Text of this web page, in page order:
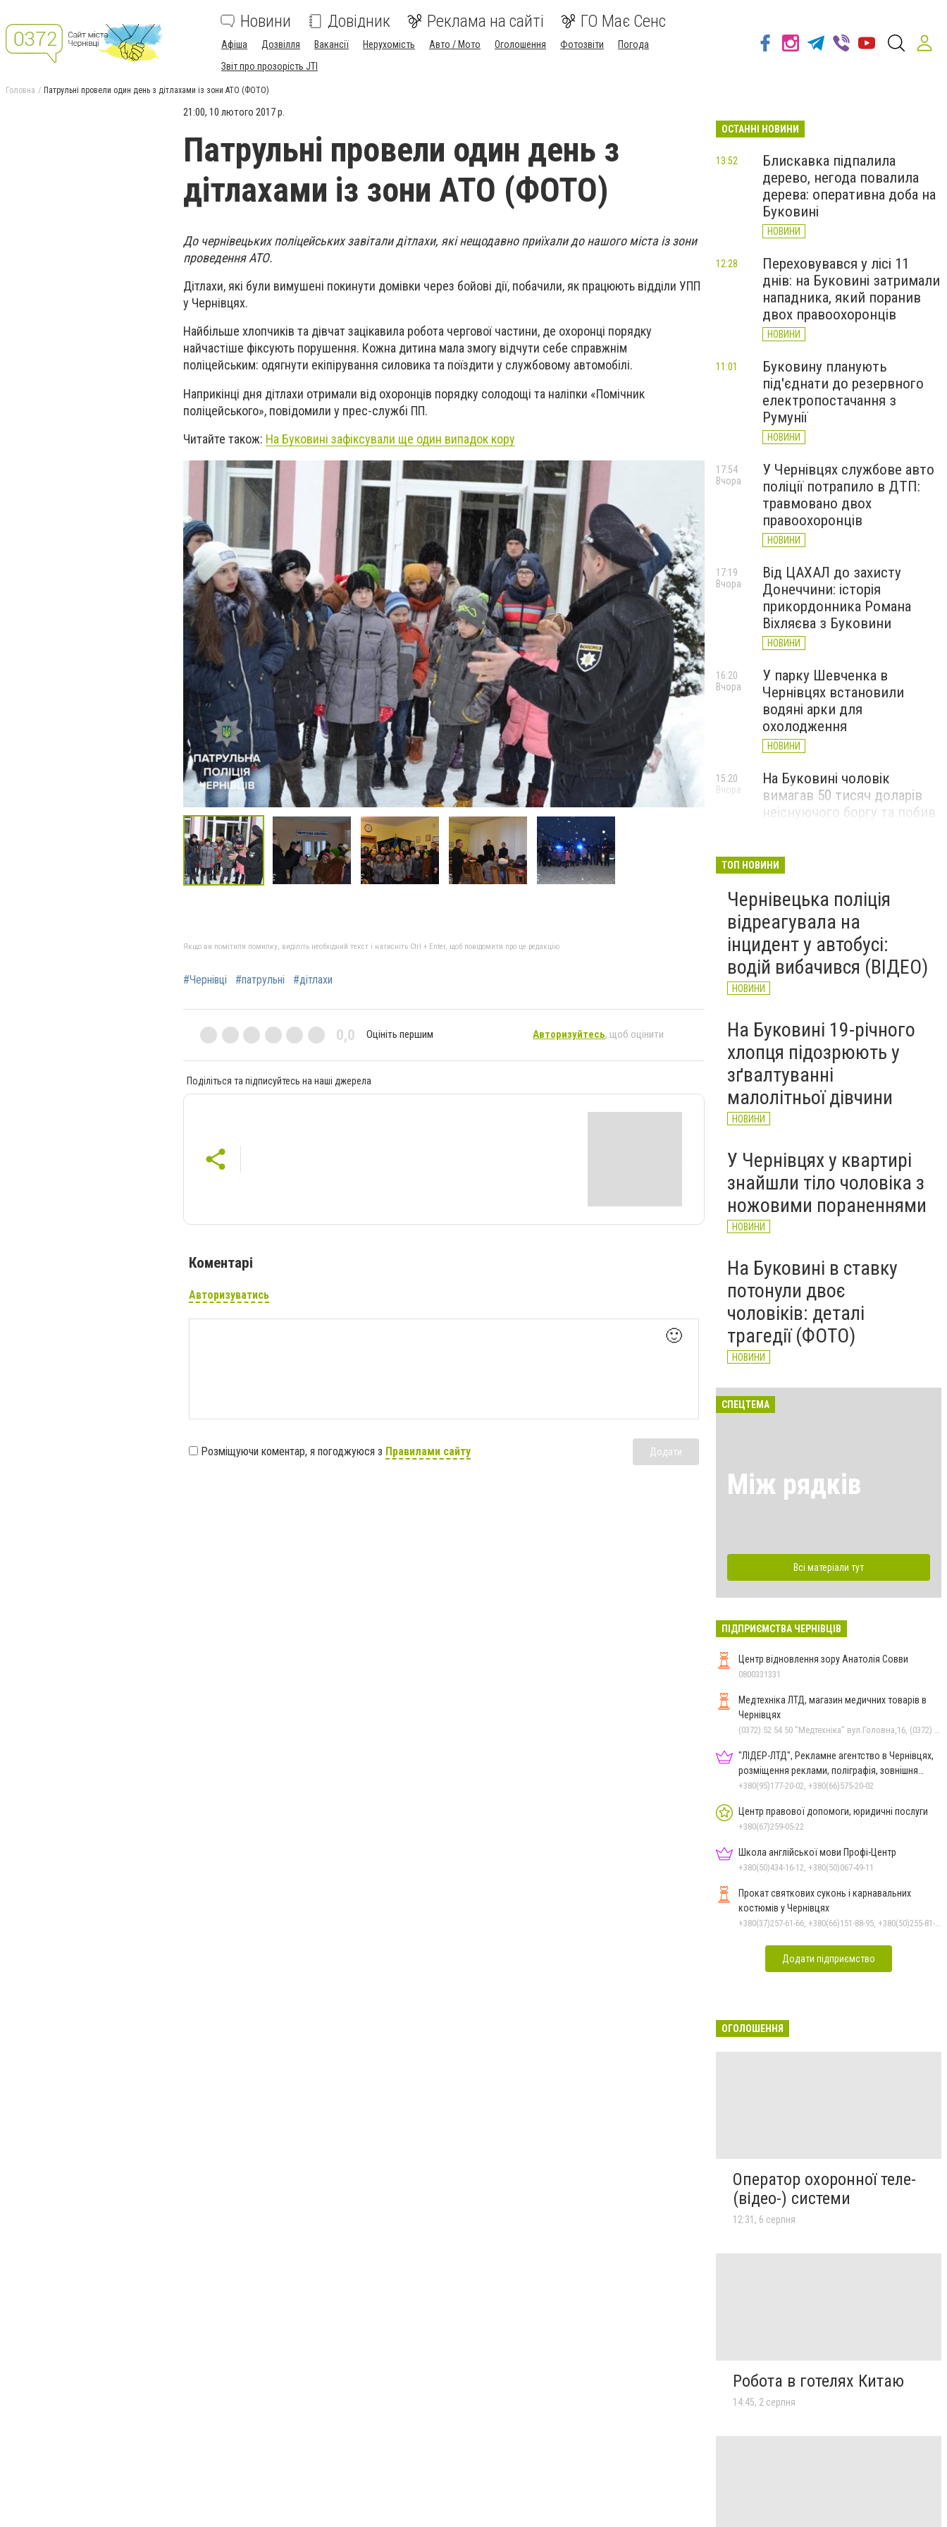
Новини Довідник Реклама на сайті ГО Має Сенс
Афіша Дозвілля Вакансії Нерухомість Авто / Мото Оголошення Фотозвіти
Погода
Звіт про прозорість JTI
Головна Патрульні провели один день з дітлахами із зони АТО (ФОТО)
21:00, 10 лютого 2017 р.
Патрульні провели один день з
дітлахами із зони АТО (ФОТО)
До чернівецьких поліцейських завітали дітлахи, які нещодавно приїхали до нашого міста із зони
проведення АТО.
Дітлахи, які були вимушені покинути домівки через бойові дії, побачили, як працюють відділи УПП
у Чернівцях.
Найбільше хлопчиків та дівчат зацікавила робота чергової частини, де охоронці порядку
найчастіше фіксують порушення. Кожна дитина мала змогу відчути себе справжнім
поліцейським: одягнути екіпірування силовика та поїздити у службовому автомобілі.
Наприкінці дня дітлахи отримали від охоронців порядку солодощі та наліпки «Помічник
поліцейського», повідомили у прес-службі ПП.
Читайте також: На Буковині зафіксували ще один випадок кору
Якщо ви помітили помилку, виділіть необхідний текст і натисніть Ctrl + Enter, щоб повідомити про це редакцію
#Чернівці #патрульні #дітлахи
0,0 Оцініть першим Авторизуйтесь, щоб оцінити
Поділіться та підписуйтесь на наші джерела
Коментарі
Авторизуватись
🙂
Розміщуючи коментар, я погоджуюся з Правилами сайту Додати
ОСТАННІ НОВИНИ
Блискавка підпалила
дерево, негода повалила
дерева: оперативна доба на
Буковині
НОВИНИ
13:52
Переховувався у лісі 11
днів: на Буковині затримали
нападника, який поранив
двох правоохоронців
НОВИНИ
12:28
Буковину планують
під'єднати до резервного
електропостачання з
Румунії
НОВИНИ
11:01
У Чернівцях службове авто
поліції потрапило в ДТП:
травмовано двох
правоохоронців
НОВИНИ
17:54
Вчора
Від ЦАХАЛ до захисту
Донеччини: історія
прикордонника Романа
Віхляєва з Буковини
НОВИНИ
17:19
Вчора
У парку Шевченка в
Чернівцях встановили
водяні арки для
охолодження
НОВИНИ
16:20
Вчора
На Буковині чоловік
вимагав 50 тисяч доларів
неіснуючого боргу та побив
15:20
Вчора
повалене дерево і
порятунок собаки: як
минула доба для
рятувальників Буковини
НОВИНИ
Вчора
ТОП НОВИНИ
Чернівецька поліція
відреагувала на
інцидент у автобусі:
водій вибачився (ВІДЕО)
НОВИНИ
На Буковині 19-річного
хлопця підозрюють у
зґвалтуванні
малолітньої дівчини
НОВИНИ
У Чернівцях у квартирі
знайшли тіло чоловіка з
ножовими пораненнями
НОВИНИ
На Буковині в ставку
потонули двоє
чоловіків: деталі
трагедії (ФОТО)
НОВИНИ
СПЕЦТЕМА
Між рядків
Всі матеріали тут
ПІДПРИЄМСТВА ЧЕРНІВЦІВ
Центр відновлення зору Анатолія Совви
0800331331
Медтехніка ЛТД, магазин медичних товарів в
Чернівцях
"ЛІДЕР-ЛТД", Рекламне агентство в Чернівцях,
розміщення реклами, поліграфія, зовнішня
реклама
+380(95)177-20-02, +380(66)575-20-02
Центр правової допомоги, юридичні послуги
+380(67)259-05-22
Школа англійської мови Профі-Центр
+380(50)434-16-12, +380(50)067-49-11
Прокат святкових суконь і карнавальних
костюмів у Чернівцях
Додати підприємство
ОГОЛОШЕННЯ
Оператор охоронної теле-
(відео-) системи
12:31, 6 серпня
Робота в готелях Китаю
14:45, 2 серпня